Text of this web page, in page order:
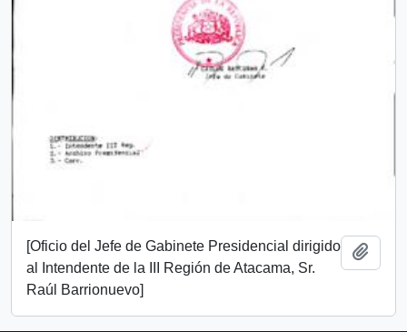
[Oficio del Jefe de Gabinete Presidencial dirigido
al Intendente de la III Región de Atacama, Sr.
Raúl Barrionuevo]